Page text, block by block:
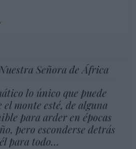
Señora de África
lo único que puede
el monte esté, de alguna
para arder en épocas
pero esconderse detrás
para todo…